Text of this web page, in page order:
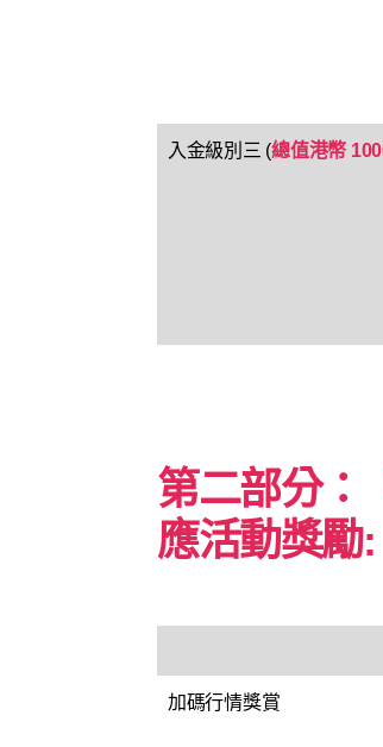
入金級別三 (總值港幣
第二部分：
應活動獎勵:
加碼行情獎賞